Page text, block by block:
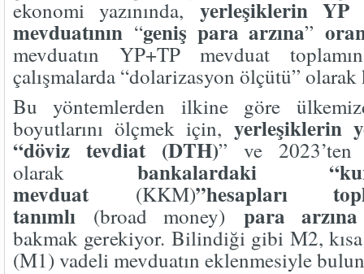
ekonomi yazınında, yerleşiklerin YP
mevduatının “geniş para arzına”
mevduatın YP+TP mevduat
çalışmalarda “dolarizasyon ölçütü” olarak
Bu yöntemlerden ilkine göre
boyutlarını ölçmek için,yerleşiklerin
“döviz tevdiat (DTH)” ve
olarakbankalardaki
mevduat (KKM)”hesapları
tanımlı (broad money) para
bakmak gerekiyor. Bilindiği gibi M2, kısa
(M1) vadeli mevduatın eklenmesiyle